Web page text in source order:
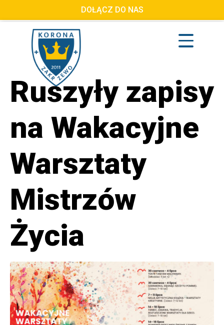
DOŁĄCZ DO NAS
Ruszyły zapisy
na Wakacyjne
Warsztaty
Mistrzów
Życia